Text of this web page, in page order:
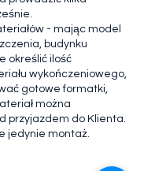
- mając model
budynku
określić ilość
wykończeniowego,
gotowe formatki,
można
przyjazdem do Klienta.
jedynie montaż.